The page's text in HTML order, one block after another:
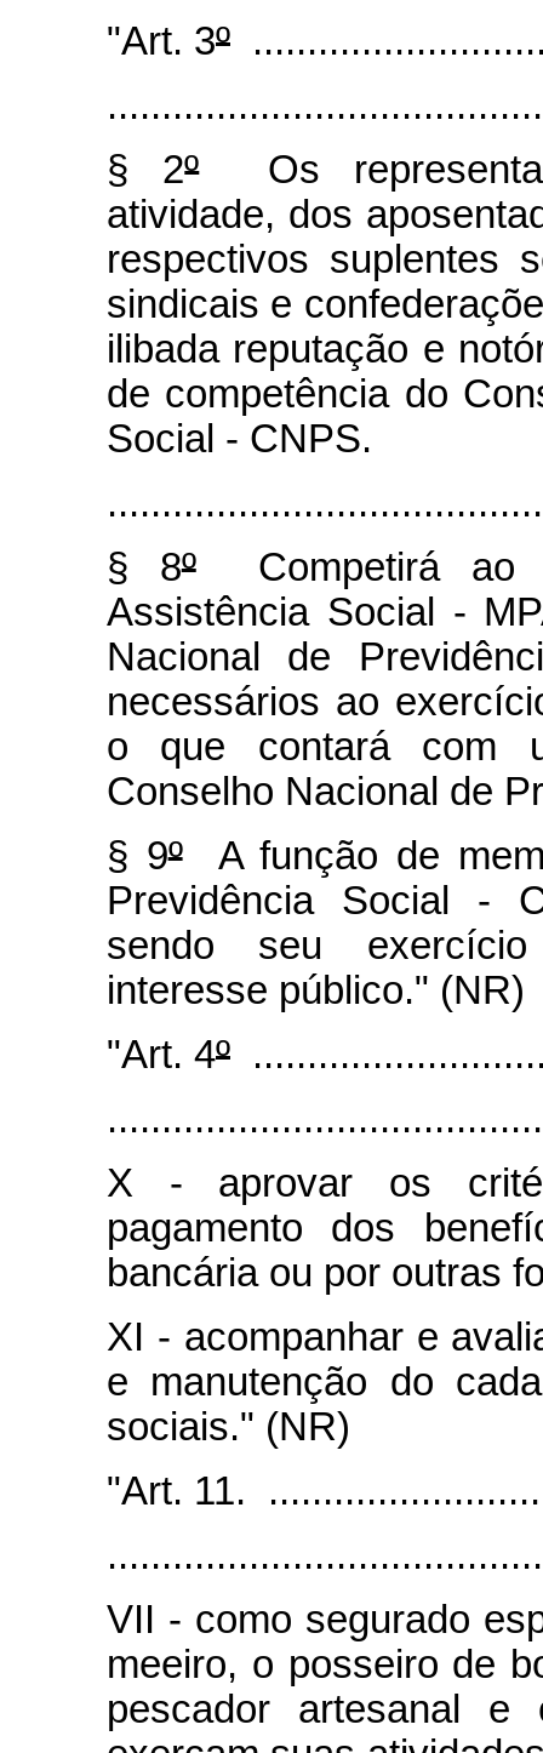
"Art. 3º
§ 2ºOs
atividade, dos
respectivos suplentes
sindicais e
ilibada reputação e
de competência do
Social - CNPS.
§ 8ºCompetirá ao
Assistência Social -
Nacional de
necessários ao
o que contará com
Conselho Nacional de
§ 9ºA função de
Previdência Social -
sendo seu
interesse público." (NR)
"Art. 4º
X - aprovar os
pagamento dos
bancária ou por outras
XI - acompanhar e
e manutenção do
sociais." (NR)
"Art. 11.
VII - como segurado
meeiro, o posseiro de
pescador artesanal e